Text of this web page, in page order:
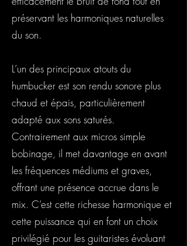
préservant les harmoniques naturelles
du son.
L’un des principaux atouts du
humbucker est son rendu sonore plus
chaud et épais, particulièrement
adapté aux sons saturés.
Contrairement aux micros simple
bobinage, il met davantage en avant
les fréquences médiums et graves,
offrant une présence accrue dans le
mix. C’est cette richesse harmonique et
cette puissance qui en font un choix
privilégié pour les guitaristes évoluant